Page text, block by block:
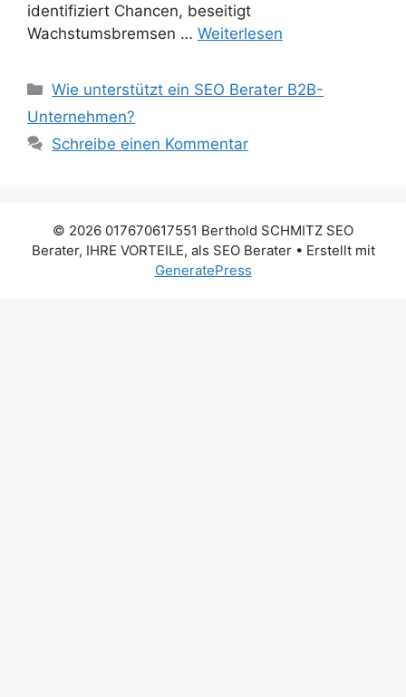
identifiziert Chancen, beseitigt
Wachstumsbremsen … Weiterlesen
Kategorien
Wie unterstützt ein SEO Berater B2B-
Unternehmen?
Schreibe einen Kommentar
© 2026 017670617551 Berthold SCHMITZ SEO
Berater, IHRE VORTEILE, als SEO Berater• Erstellt mit
GeneratePress